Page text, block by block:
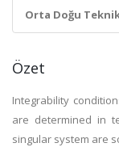
Orta Doğu
Özet
Integrability
are determined in
singular system are